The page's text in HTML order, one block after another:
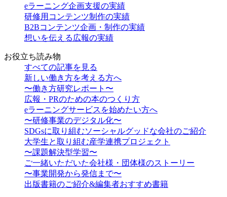
eラーニング企画支援の実績
研修用コンテンツ制作の実績
B2Bコンテンツ企画・制作の実績
想いを伝える広報の実績
お役立ち読み物
すべての記事を見る
新しい働き方を考える方へ
〜働き方研究レポート〜
広報・PRのための本のつくり方
eラーニングサービスを始めたい方へ
〜研修事業のデジタル化〜
SDGsに取り組むソーシャルグッドな会社のご紹介
大学生と取り組む産学連携プロジェクト
〜課題解決型学習〜
ご一緒いただいた会社様・団体様のストーリー
〜事業開発から発信まで〜
出版書籍のご紹介&編集者おすすめ書籍